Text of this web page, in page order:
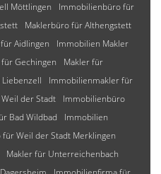
Möttlingen
Immobilienbüro für
Maklerbüro für Althengstett
Aidlingen
Immobilien Makler
Gechingen
Makler für
Immobilienmakler für
der Stadt
Immobilienbüro
Bad Wildbad
Immobilien
für Weil der Stadt Merklingen
Makler für Unterreichenbach